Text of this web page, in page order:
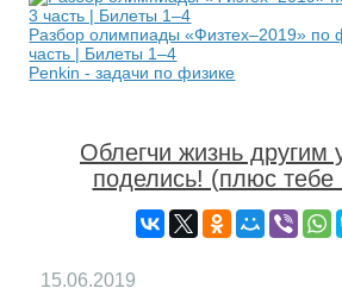
Разбор олимпиады «Физтех–2019» по
часть | Билеты 1–4
Penkin - задачи по физике
Облегчи жизнь другим
поделись! (плюс тебе
15.06.2019